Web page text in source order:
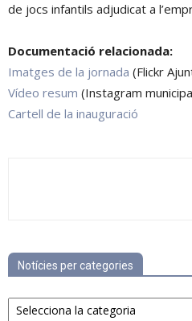
de jocs infantils adjudicat a
Documentació relacionada:
Imatges de la jornada (Flickr
Vídeo resum (Instagram
Cartell de la inauguració
Notícies per categories
Notícies
per